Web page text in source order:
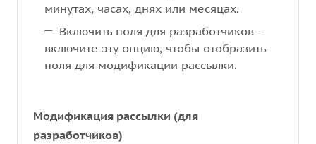
минутах, часах, днях или месяцах.
Включить поля для разработчиков -
включите эту опцию, чтобы отобразить
поля для модификации рассылки.
Модификация рассылки (для
разработчиков)